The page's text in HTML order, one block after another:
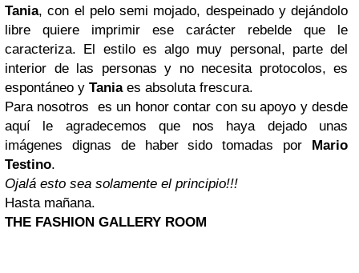
Tania, con el pelo semi mojado, despeinado y dejándolo
libre quiere imprimir ese carácter rebelde que le
caracteriza. El estilo es algo muy personal, parte del
interior de las personas y no necesita protocolos, es
espontáneo y Taniaes absoluta frescura.
Para nosotros es un honor contar con su apoyo y desde
aquí le agradecemos que nos haya dejado unas
imágenes dignas de haber sido tomadas por Mario
Testino.
Ojalá esto sea solamente el principio!!!
Hasta mañana.
THE FASHION GALLERY ROOM